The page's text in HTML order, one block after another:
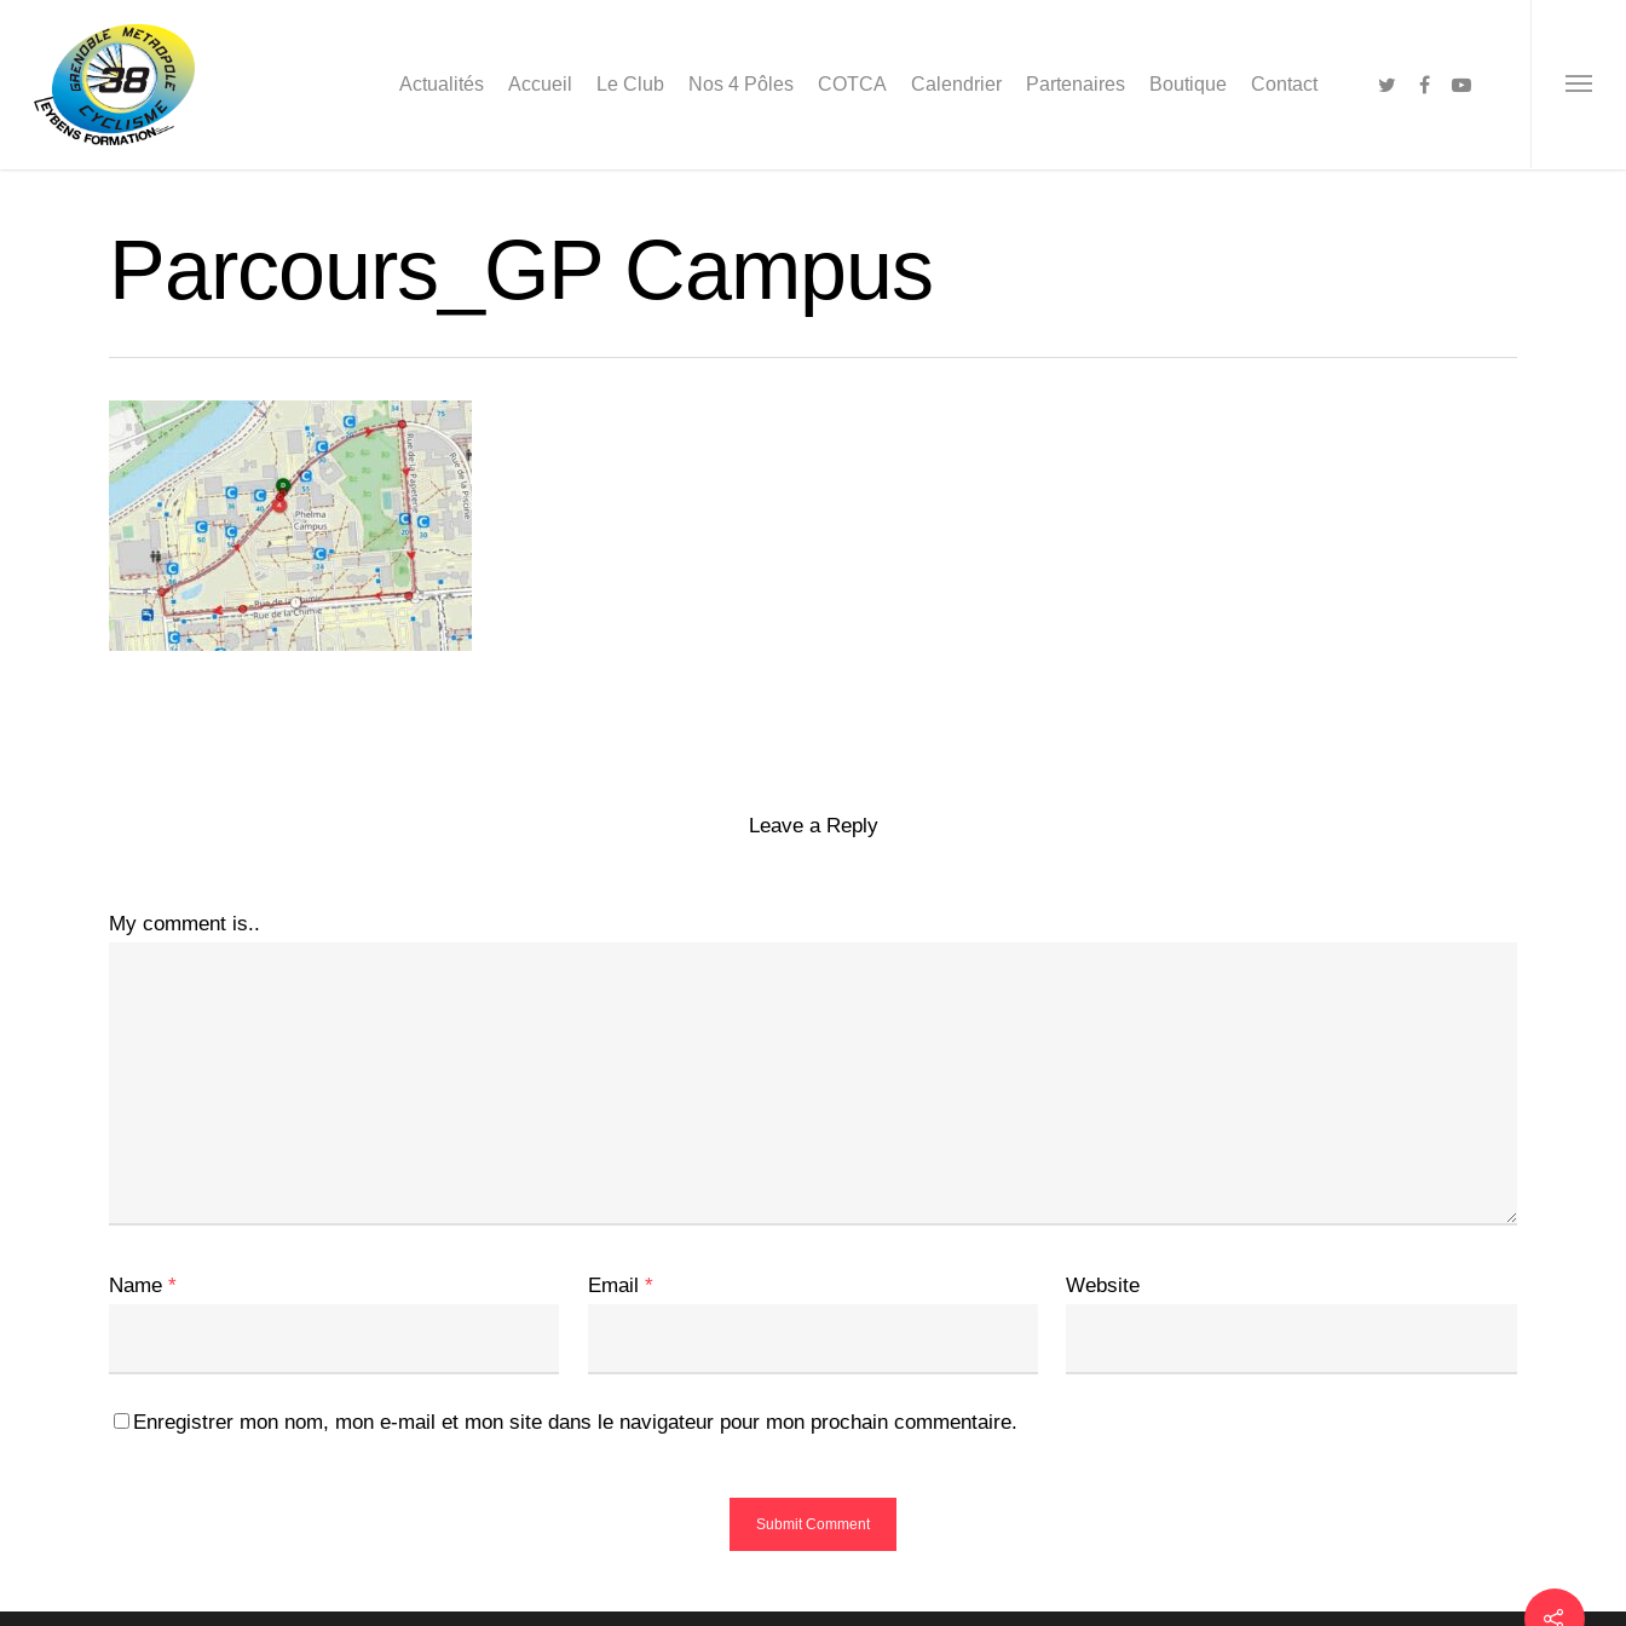
Actualités Accueil Le Club Nos 4 Pôles COTCA Calendrier Partenaires Boutique Contact
Parcours_GP Campus
Leave a Reply
My comment is..
Name * Email * Website
Enregistrer mon nom, mon e-mail et mon site dans le navigateur pour mon prochain commentaire.